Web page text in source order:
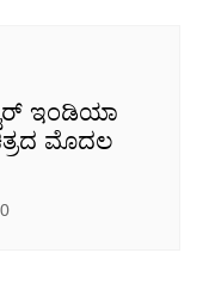
ಇಂಡಿಯಾ
ಮೊದಲ
0